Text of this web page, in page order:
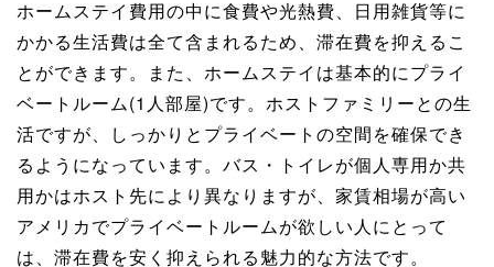
ホームステイ費用の中に食費や光熱費、日用雑貨等に
かかる生活費は全て含まれるため、滞在費を抑えるこ
とができます。また、ホームステイは基本的にプライ
ベートルーム(1人部屋)です。ホストファミリーとの生
活ですが、しっかりとプライベートの空間を確保でき
るようになっています。バス・トイレが個人専用か共
用かはホスト先により異なりますが、家賃相場が高い
アメリカでプライベートルームが欲しい人にとって
は、滞在費を安く抑えられる魅力的な方法です。